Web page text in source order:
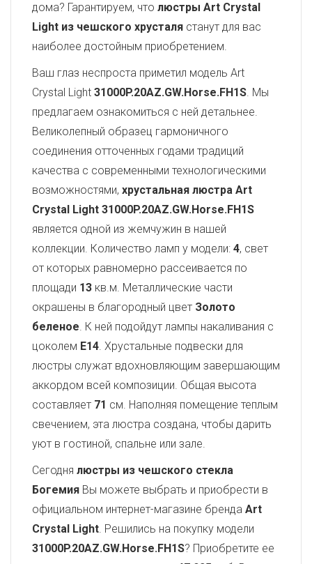
дома? Гарантируем, что люстры Art Crystal
Light из чешского хрусталя станут для вас
наиболее достойным приобретением.
Ваш глаз неспроста приметил модель Art
Crystal Light 31000P.20AZ.GW.Horse.FH1S. Мы
предлагаем ознакомиться с ней детальнее.
Великолепный образец гармоничного
соединения отточенных годами традиций
качества с современными технологическими
возможностями, хрустальная люстра Art
Crystal Light 31000P.20AZ.GW.Horse.FH1S
является одной из жемчужин в нашей
коллекции. Количество ламп у модели: 4, свет
от которых равномерно рассеивается по
площади 13 кв.м. Металлические части
окрашены в благородный цвет Золото
беленое. К ней подойдут лампы накаливания с
цоколем E14. Хрустальные подвески для
люстры служат вдохновляющим завершающим
аккордом всей композиции. Общая высота
составляет 71 см. Наполняя помещение теплым
свечением, эта люстра создана, чтобы дарить
уют в гостиной, спальне или зале.
Сегодня люстры из чешского стекла
Богемия Вы можете выбрать и приобрести в
официальном интернет-магазине бренда Art
Crystal Light. Решились на покупку модели
31000P.20AZ.GW.Horse.FH1S? Приобретите ее